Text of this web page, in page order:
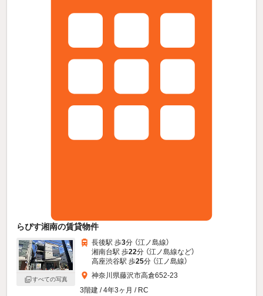
らぴす湘南の賃貸物件
すべての写真
長後駅 歩3分 （江ノ島線）
湘南台駅 歩22分 （江ノ島線など）
高座渋谷駅 歩25分 （江ノ島線）
神奈川県藤沢市高倉652-23
3階建 / 4年3ヶ月 / RC